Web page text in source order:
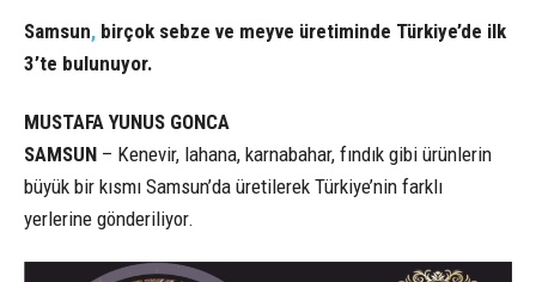
Samsun, birçok sebze ve meyve üretiminde Türkiye’de ilk
3’te bulunuyor.
MUSTAFA YUNUS GONCA
SAMSUN – Kenevir, lahana, karnabahar, fındık gibi ürünlerin
büyük bir kısmı Samsun’da üretilerek Türkiye’nin farklı
yerlerine gönderiliyor.